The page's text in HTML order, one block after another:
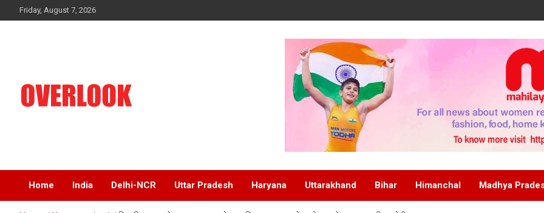
to
Friday, August 7, 2026
Home India Delhi-NCR Uttar Pradesh Haryana Uttarakhand Bihar Himanchal Madhya